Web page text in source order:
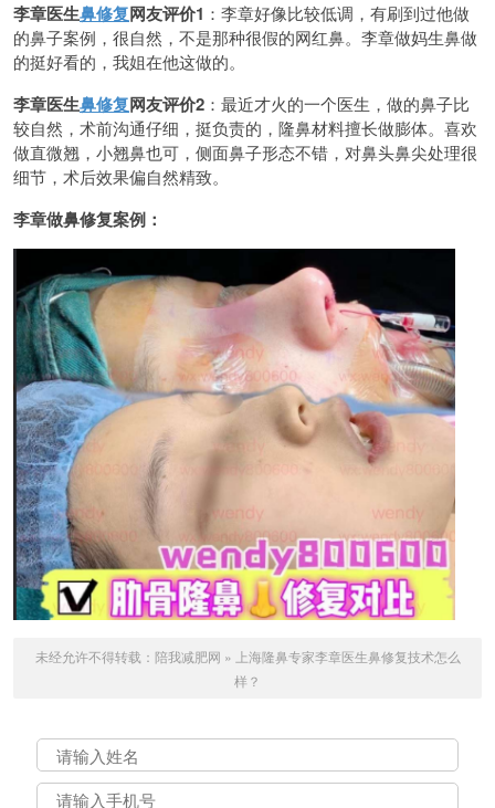
李章医生鼻修复网友评价1 ：李章好像比较低调，有刷到过他做
的鼻子案例，很自然，不是那种很假的网红鼻。李章做妈生鼻做
的挺好看的，我姐在他这做的。
李章医生鼻修复网友评价2 ：最近才火的一个医生，做的鼻子比
较自然，术前沟通仔细，挺负责的，隆鼻材料擅长做膨体。喜欢
做直微翘，小翘鼻也可，侧面鼻子形态不错，对鼻头鼻尖处理很
细节，术后效果偏自然精致。
李章做鼻修复案例：
未经允许不得转载： 陪我减肥网 » 上海隆鼻专家李章医生鼻修复技术怎么
样？